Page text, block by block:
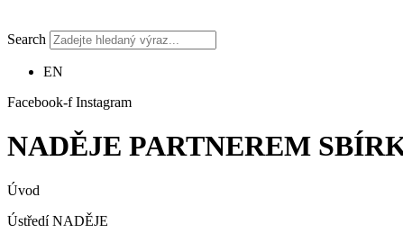
Search
EN
Facebook-f Instagram
NADĚJE PARTNEREM
Úvod
Ústředí NADĚJE